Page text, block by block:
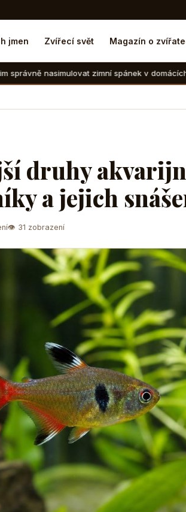
jmen Zvířecí svět Magazín o
zimní spánek v domácích podmínkách
druhy
a jejich
👁 31 zobrazení